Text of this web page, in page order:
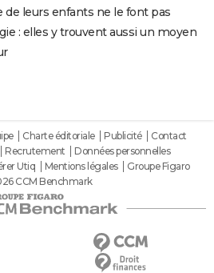
de leurs enfants ne le font pas
: elles y trouvent aussi un moyen
Charte éditoriale Publicité
Contact
Recrutement
Données personnelles
Utiq Mentions légales
Groupe Figaro
CCM Benchmark